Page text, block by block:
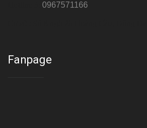
0967571166
Fanpage